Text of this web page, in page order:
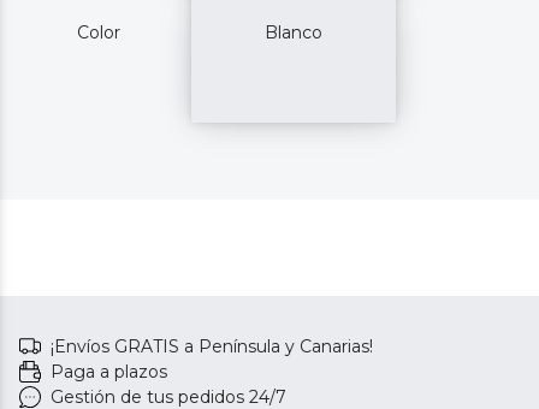
Color Blanco
¡Envíos GRATIS a Península y Canarias!
Paga a plazos
Gestión de tus pedidos 24/7